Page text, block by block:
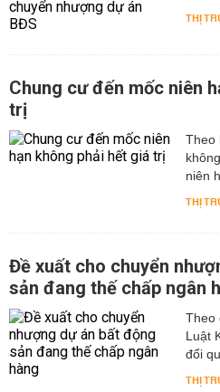
THỊ
Chung cư đến mốc niên
trị
Theo
niên
THỊ
Đề xuất cho chuyển
sản đang thế chấp ngân
Theo
Luật
đổi
THỊ